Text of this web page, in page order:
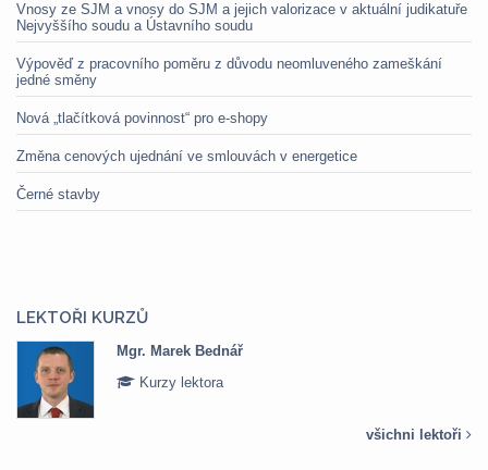
Vnosy ze SJM a vnosy do SJM a jejich valorizace v aktuální judikatuře
Nejvyššího soudu a Ústavního soudu
Výpověď z pracovního poměru z důvodu neomluveného zameškání
jedné směny
Nová „tlačítková povinnost“ pro e-shopy
Změna cenových ujednání ve smlouvách v energetice
Černé stavby
LEKTOŘI KURZŮ
Mgr. Marek Bednář
Kurzy lektora
všichni lektoři